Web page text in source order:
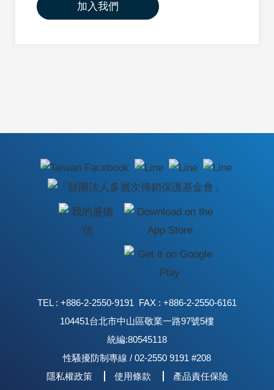
加入我們
TEL : +886-2-2550-9191 FAX : +886-2-2550-6161
104451台北市中山區敬業一路97號5樓
統編:80545118
性騷擾防制專線 / 02-2550 9191 #208
隱私權政策
使用條款
產品責任保險